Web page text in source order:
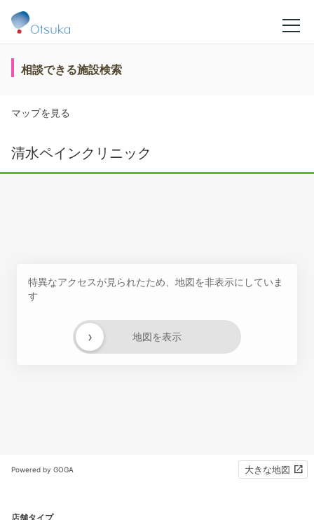
相談できる施設検索
マップを見る
清水ペインクリニック
特異なアクセスが見られたため、地図を非表示にしていま
す
地図を表示
›
Powered by GOGA 大きな地図
店舗タイプ